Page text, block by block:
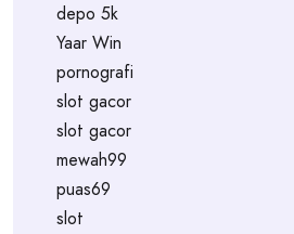
depo 5k
Yaar Win
pornografi
slot gacor
slot gacor
mewah99
puas69
slot